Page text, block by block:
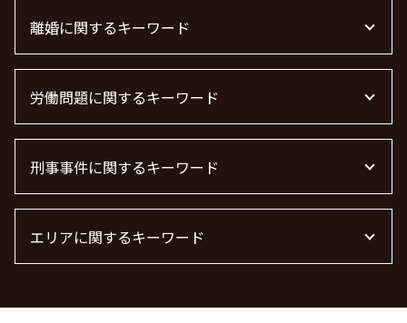
m&a 弁護士
顧問弁護士とは
退職勧奨 言ってはいけない
顧問弁護士
m&a 弁護士費用 相場
顧問弁護士 個人事業主
顧問弁護士 メリット
債権回収 弁護士 費用
債権回収 弁護士
借金 時効
債権回収 時効
借金 時効の援用 その後
債権回収 個人
債権回収
借金 時効 個人
不動産賃貸 弁護士
不動産トラブル 弁護士
管理会社 トラブル 相談
不動産トラブル 相談
不動産 トラブル 相談 東京都
不動産屋 トラブル 相談
不動産 トラブル相談
不動産トラブル
離婚に関するキーワード
離婚 慰謝料 相場 年収
浮気 離婚 慰謝料相場
離婚 慰謝料 養育費
離婚公正証書
養育費 決め方
離婚調停 流れ
離婚 慰謝料 相場
労働問題に関するキーワード
労働問題に強い弁護士 東京
労働問題 弁護士
労働問題 種類
労働問題 相談
労働問題に強い弁護士
刑事事件に関するキーワード
暴行罪 構成要件
刑事事件 民事事件 違い
痴漢 冤罪 逮捕
エリアに関するキーワード
刑事事件 港区 弁護士